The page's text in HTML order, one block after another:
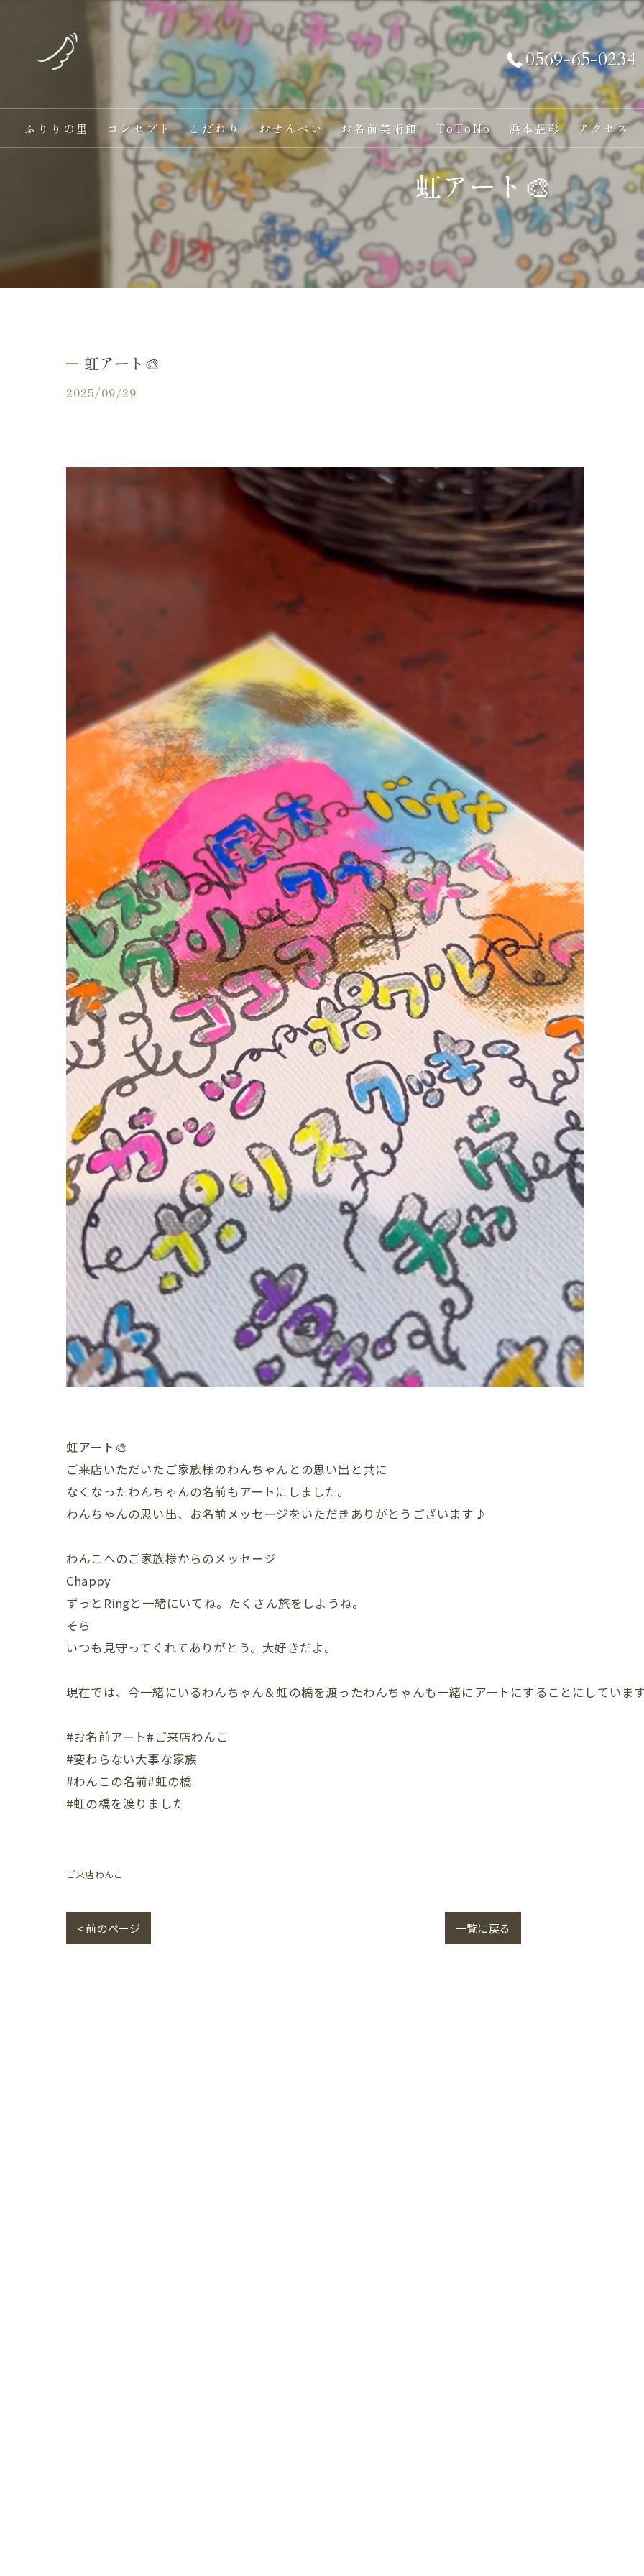
0569-65-0234
ふりりの里 コンセプト こだわり
愛犬と一緒に食べる
オンラインショップ
手作り
ヘルシー
おせんべい お名前美術館 ToToNo 浜本益彰 アクセス
虹アート🎨
虹アート🎨
2025/09/29
虹アート🎨
ご来店いただいたご家族様のわんちゃんとの思い出と共に
なくなったわんちゃんの名前もアートにしました。
わんちゃんの思い出、お名前メッセージをいただきありがとうございます♪
わんこへのご家族様からのメッセージ
Chappy
ずっとRingと一緒にいてね。たくさん旅をしようね。
そら
いつも見守ってくれてありがとう。大好きだよ。
現在では、今一緒にいるわんちゃん＆虹の橋を渡ったわんちゃんも一緒にアートにすることにしています
#お名前アート#ご来店わんこ
#変わらない大事な家族
#わんこの名前#虹の橋
#虹の橋を渡りました
ご来店わんこ
< 前のページ 一覧に戻る